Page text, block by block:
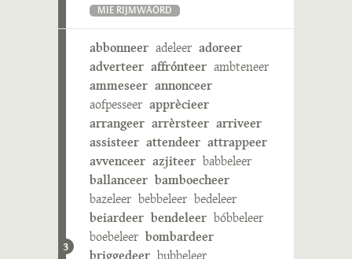
MIE RIJMWÄÖRD
3
abbonneer adeleer adoreer
adverteer affrónteer ambteneer
ammeseer annonceer
aofpesseer apprècieer
arrangeer arrèrsteer arriveer
assisteer attendeer attrappeer
avvenceer azjiteer babbeleer
ballanceer bamboecheer
bazeleer bebbeleer bedeleer
beiardeer bendeleer bóbbeleer
boebeleer bombardeer